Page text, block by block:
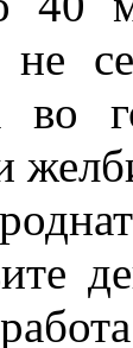
не
во